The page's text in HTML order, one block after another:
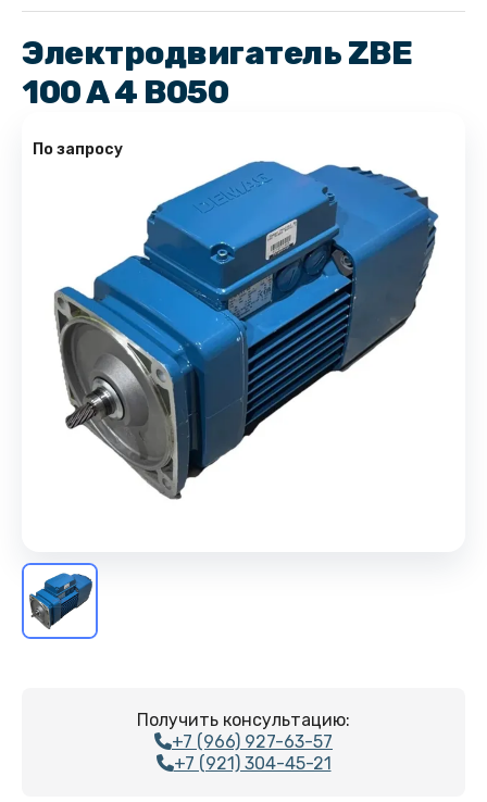
Электродвигатель ZBE
100 A 4 B050
По запросу
Получить консультацию:
+7 (966) 927-63-57
+7 (921) 304-45-21